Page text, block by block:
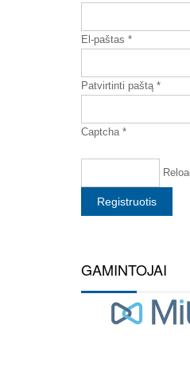
El-paštas *
Patvirtinti paštą *
Captcha *
Registruotis
GAMINTOJAI